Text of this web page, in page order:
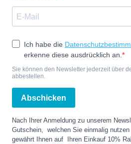
Ich habe die
erkenne diese ausdrücklich an.
Sie können den Newsletter jederzeit über
abbestellen.
Abschicken
Nach Ihrer Anmeldung zu unserem
Gutschein, welchen Sie einmalig
gewährt Ihnen auf Ihren Einkauf 10%